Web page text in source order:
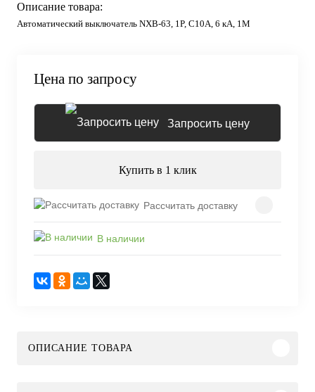
Описание товара:
Автоматический выключатель NXB-63, 1P, C10А, 6 кА, 1М
Цена по запросу
Запросить цену
Купить в 1 клик
Рассчитать доставку
В наличии
ОПИСАНИЕ ТОВАРА